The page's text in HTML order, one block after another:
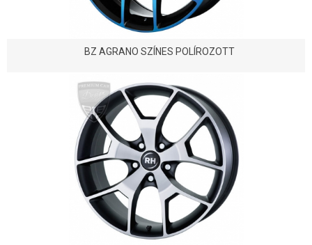
BZ AGRANO SZÍNES POLÍROZOTT